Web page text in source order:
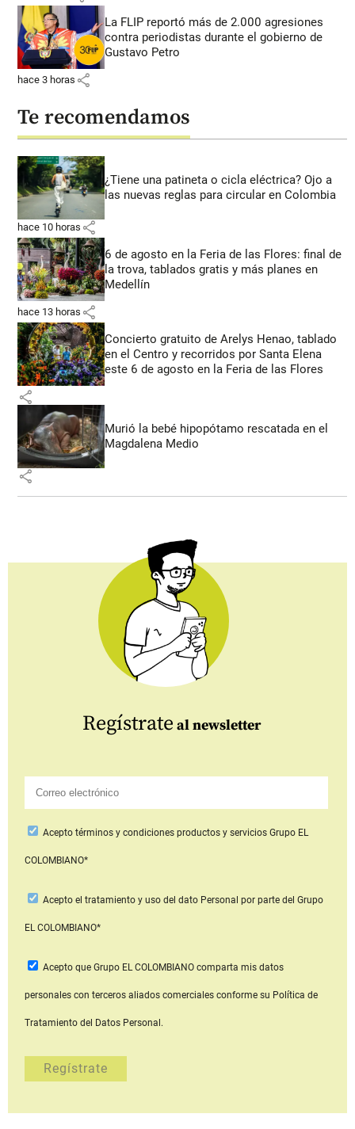
La FLIP reportó más de 2.000 agresiones
contra periodistas durante el gobierno de
Gustavo Petro
hace 3 horas share
Te recomendamos
¿Tiene una patineta o cicla eléctrica? Ojo a
las nuevas reglas para circular en Colombia
hace 10 horas share
6 de agosto en la Feria de las Flores: final de
la trova, tablados gratis y más planes en
Medellín
hace 13 horas share
Concierto gratuito de Arelys Henao, tablado
en el Centro y recorridos por Santa Elena
este 6 de agosto en la Feria de las Flores
share
Murió la bebé hipopótamo rescatada en el
Magdalena Medio
share
Regístrate al newsletter
Aceptotérminos y condiciones productos y serviciosGrupo EL
COLOMBIANO*
Acepto el tratamiento y uso del dato Personal por parte del Grupo
EL COLOMBIANO*
Acepto que Grupo EL COLOMBIANOcomparta mis datos
personales con terceros aliados comerciales conforme su Política de
Tratamiento del Datos Personal.